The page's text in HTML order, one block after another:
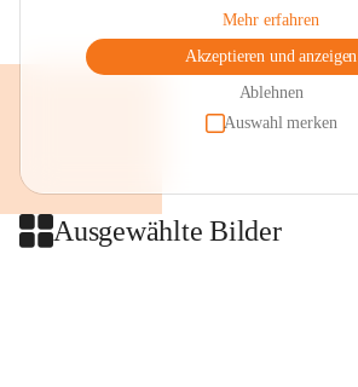
Mehr erfahren
Akzeptieren und anzeigen
Ablehnen
Auswahl merken
Ausgewählte Bilder